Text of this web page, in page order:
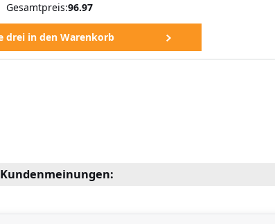
Gesamtpreis:96.97
Kundenmeinungen: